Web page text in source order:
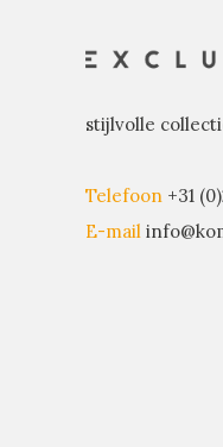
stijlvolle
Telefoon +31
E-mail